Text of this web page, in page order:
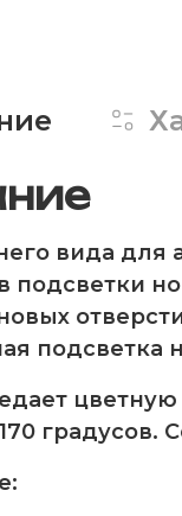
вида для
подсветки
подсветка